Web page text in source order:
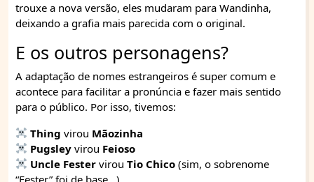
trouxe a nova versão, eles mudaram para Wandinha,
deixando a grafia mais parecida com o original.
E os outros personagens?
A adaptação de nomes estrangeiros é super comum e
acontece para facilitar a pronúncia e fazer mais sentido
para o público. Por isso, tivemos:
Thing virou Mãozinha
Pugsley virou Feioso
Uncle Fester virouTio Chico (sim, o sobrenome
“Fester” foi de base…)